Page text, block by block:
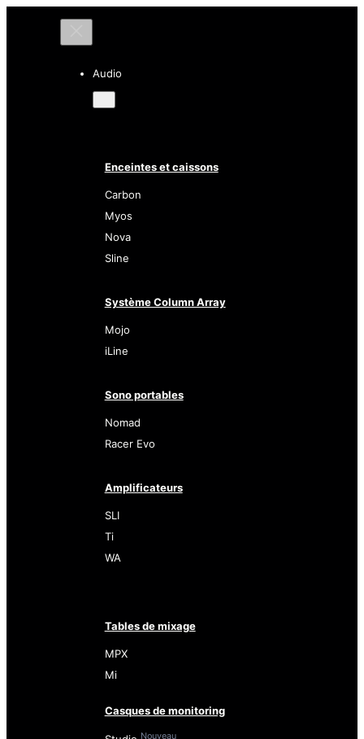
Audio
Enceintes et caissons
Carbon
Myos
Nova
Sline
Système Column Array
Mojo
iLine
Sono portables
Nomad
Racer Evo
Amplificateurs
SLI
Ti
WA
Tables de mixage
MPX
Mi
Casques de monitoring
Nouveau